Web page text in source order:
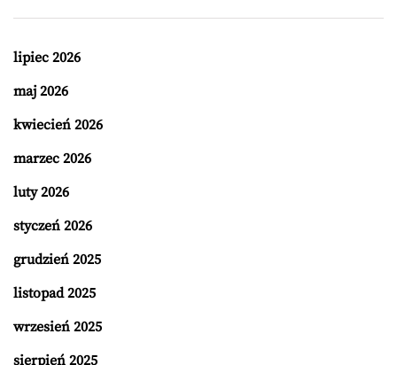
lipiec 2026
maj 2026
kwiecień 2026
marzec 2026
luty 2026
styczeń 2026
grudzień 2025
listopad 2025
wrzesień 2025
sierpień 2025